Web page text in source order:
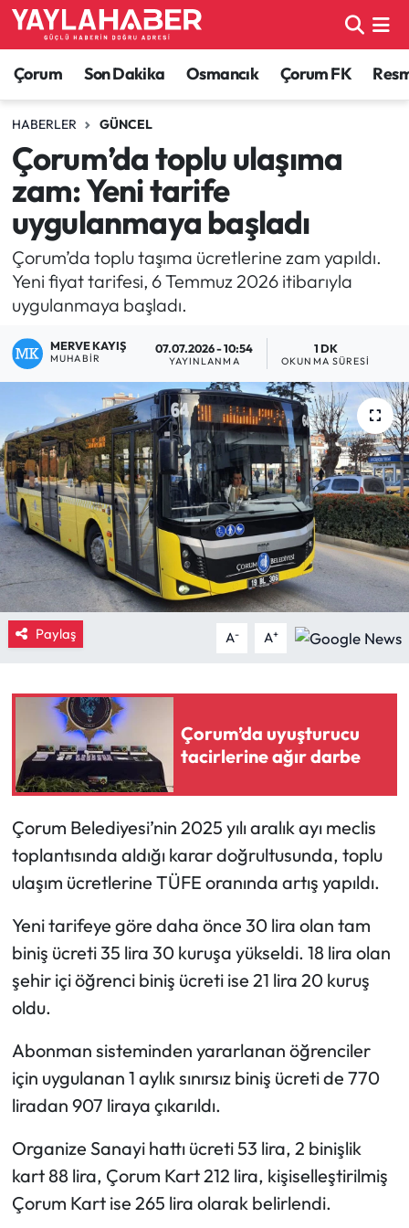
Çorum Son Dakika Osmancık Çorum FK
HABERLER GÜNCEL
Çorum’da toplu ulaşıma
zam: Yeni tarife
uygulanmaya başladı
Çorum’da toplu taşıma ücretlerine zam yapıldı.
Yeni fiyat tarifesi, 6 Temmuz 2026 itibarıyla
uygulanmaya başladı.
MERVE KAYIŞ
MUHABIR
07.07.2026 - 10:54
YAYINLANMA
1 DK
OKUNMA SÜRESI
Paylaş A- A+
Çorum’da uyuşturucu
tacirlerine ağır darbe
Çorum Belediyesi’nin 2025 yılı aralık ayı meclis
toplantısında aldığı karar doğrultusunda, toplu
ulaşım ücretlerine TÜFE oranında artış yapıldı.
Yeni tarifeye göre daha önce 30 lira olan tam
biniş ücreti 35 lira 30 kuruşa yükseldi. 18 lira olan
şehir içi öğrenci biniş ücreti ise 21 lira 20 kuruş
oldu.
Abonman sisteminden yararlanan öğrenciler
için uygulanan 1 aylık sınırsız biniş ücreti de 770
liradan 907 liraya çıkarıldı.
Organize Sanayi hattı ücreti 53 lira, 2 binişlik
kart 88 lira, Çorum Kart 212 lira, kişiselleştirilmiş
Çorum Kart ise 265 lira olarak belirlendi.
Alaca Haberleri
Bayat Haberleri
Bilgi - Keşfet Haberleri
Bilim ve Teknoloji
Boğazkale Haberleri
Çorum Haberleri
Çorum Son Dakika Haberleri
Dodurga Haberleri
Eğitim
Ekonomi
Güncel
İskilip Haberleri
Kargı Haberleri
Kültür Sanat
Laçin Haberleri
Mecitözü Haberleri
Ortaköy Haberleri
Otomotiv
Resmi İlan
Resmi Reklam
Sağlık
Çorum Nöbetçi Eczaneler
Çorum Hava Durumu
Çorum Namaz Vakitleri
Çorum Trafik Yoğunluk Haritası
TFF 1.Lig Puan Durumu ve Fikstür
Tüm Manşetler
Son Dakika Haberleri
Haber Arşivi